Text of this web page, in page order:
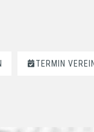
TERMIN